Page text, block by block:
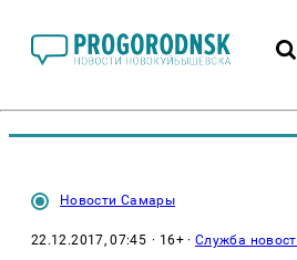
Новости Самары
22.12.2017, 07:45 · 16+ ·Служба